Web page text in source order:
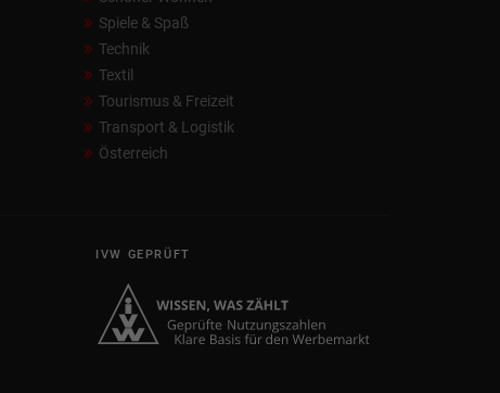
Spiele & Spaß
Technik
Textil
Tourismus & Freizeit
Transport & Logistik
Österreich
IVW GEPRÜFT